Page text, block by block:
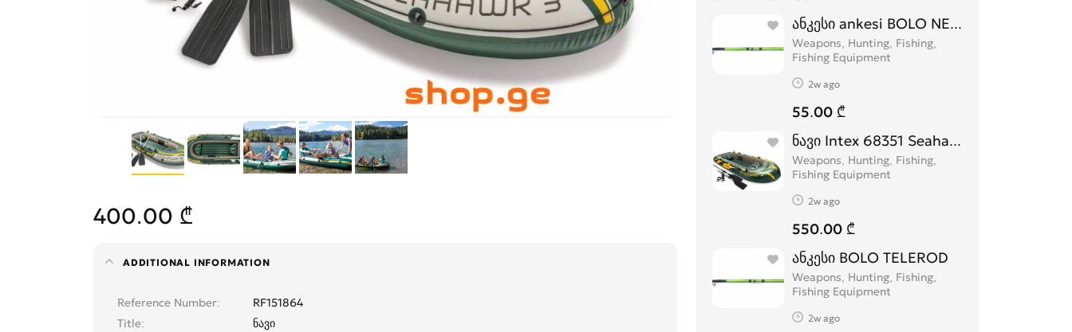
ანკესი ankesi BOLO NEST TELEROD
Weapons, Hunting, Fishing,
Fishing Equipment
2w ago
55.00 ₾
ნავი Intex 68351 Seahawk 4
Weapons, Hunting, Fishing,
Fishing Equipment
2w ago
550.00 ₾
ანკესი BOLO TELEROD
Weapons, Hunting, Fishing,
Fishing Equipment
2w ago
400.00 ₾
ADDITIONAL INFORMATION
Reference Number
RF151864
Title
ნავი